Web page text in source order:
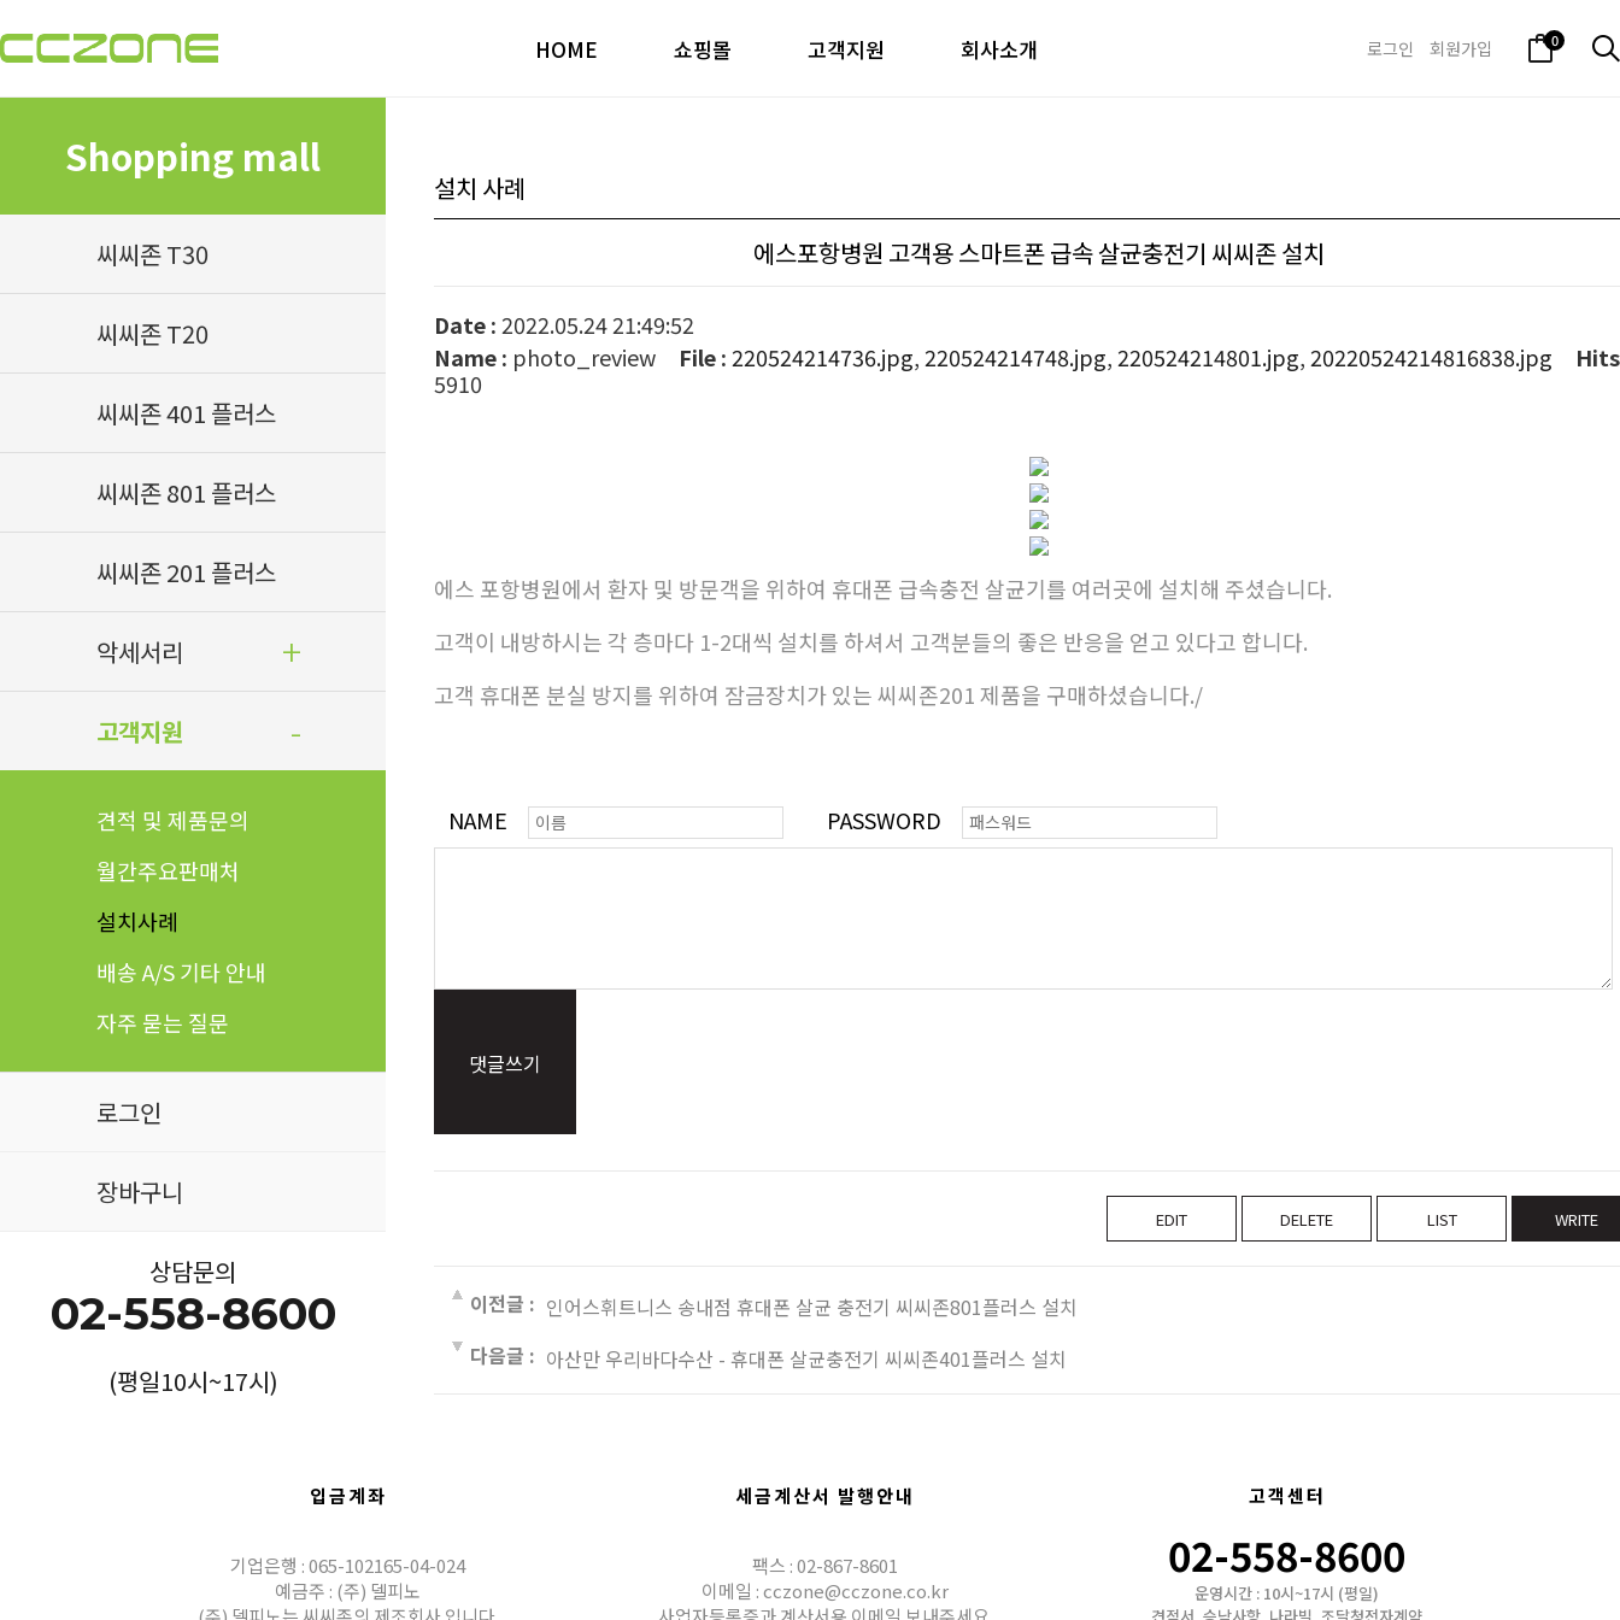
HOME 쇼핑몰 고객지원 회사소개 로그인 회원가입 0
Shopping mall
씨씨존 T30
씨씨존 T20
씨씨존 401 플러스
씨씨존 801 플러스
씨씨존 201 플러스
악세서리
고객지원
견적 및 제품문의
월간주요판매처
설치사례
배송 A/S 기타 안내
자주 묻는 질문
로그인
장바구니
상담문의
02-558-8600
(평일10시~17시)
설치 사례
에스포항병원 고객용 스마트폰 급속 살균충전기 씨씨존 설치
Date : 2022.05.24 21:49:52
Name : photo_review File : 220524214736.jpg, 220524214748.jpg, 220524214801.jpg, 20220524214816838.jpg
5910
에스 포항병원에서 환자 및 방문객을 위하여 휴대폰 급속충전 살균기를 여러곳에 설치해 주셨습니다.
고객이 내방하시는 각 층마다 1-2대씩 설치를 하셔서 고객분들의 좋은 반응을 얻고 있다고 합니다.
고객 휴대폰 분실 방지를 위하여 잠금장치가 있는 씨씨존201 제품을 구매하셨습니다./
NAME PASSWORD
댓글쓰기
EDIT DELETE LIST WRITE
이전글 : 인어스휘트니스 송내점 휴대폰 살균 충전기 씨씨존801플러스 설치
다음글 : 아산만 우리바다수산 - 휴대폰 살균충전기 씨씨존401플러스 설치
입금계좌
기업은행 : 065-102165-04-024
예금주 : (주) 델피노
세금계산서 발행안내
팩스 : 02-867-8601
이메일 : cczone@cczone.co.kr
고객센터
02-558-8600
운영시간 : 10시~17시 (평일)